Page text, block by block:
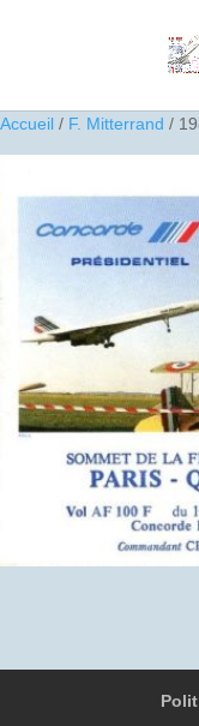
Accueil / F. Mitterrand /